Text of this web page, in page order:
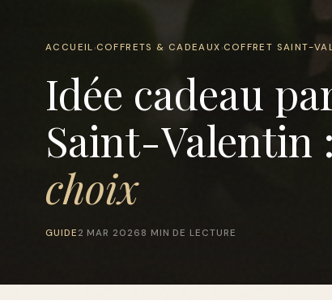
ACCUEIL ›COFFRETS & CADEAUX ›COFFRET SAINT-
Idée cadeau
Saint-Valentin :
choix
GUIDE 2 MAR 2026 8 MIN DE LECTURE